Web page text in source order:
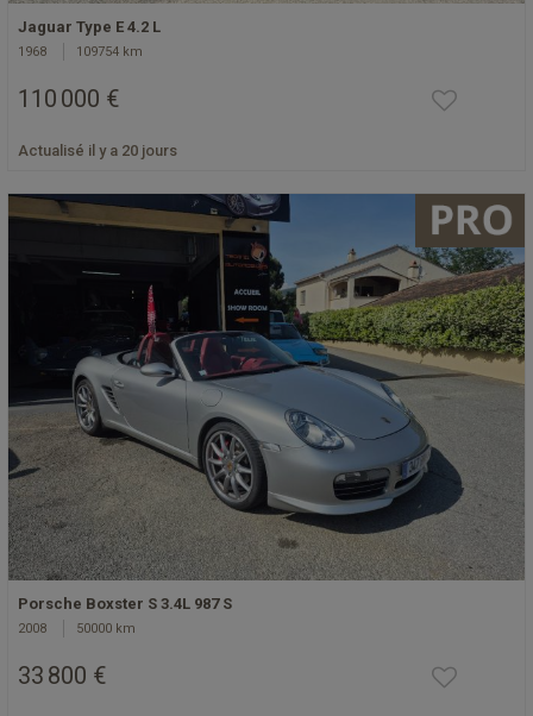
Jaguar Type E 4.2 L
1968 109754 km
110 000 €
Actualisé il y a 20 jours
Porsche Boxster S 3.4L 987 S
2008 50000 km
33 800 €